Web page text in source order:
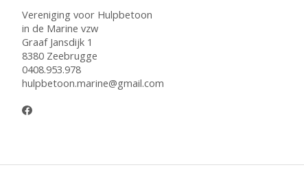
Vereniging voor Hulpbetoon
in de Marine vzw
Graaf Jansdijk 1
8380 Zeebrugge
0408.953.978
hulpbetoon.marine@gmail.com